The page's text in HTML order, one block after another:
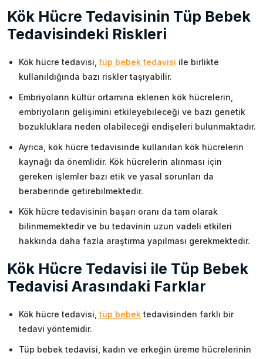
Kök Hücre Tedavisinin Tüp Bebek
Tedavisindeki Riskleri
Kök hücre tedavisi,tüp bebek tedavisi ile birlikte
kullanıldığında bazı riskler taşıyabilir.
Embriyoların kültür ortamına eklenen kök hücrelerin,
embriyoların gelişimini etkileyebileceği ve bazı genetik
bozukluklara neden olabileceği endişeleri bulunmaktadır.
Ayrıca, kök hücre tedavisinde kullanılan kök hücrelerin
kaynağı da önemlidir. Kök hücrelerin alınması için
gereken işlemler bazı etik ve yasal sorunları da
beraberinde getirebilmektedir.
Kök hücre tedavisinin başarı oranı da tam olarak
bilinmemektedir ve bu tedavinin uzun vadeli etkileri
hakkında daha fazla araştırma yapılması gerekmektedir.
Kök Hücre Tedavisi ile Tüp Bebek
Tedavisi Arasındaki Farklar
Kök hücre tedavisi,tüp bebektedavisinden farklı bir
tedavi yöntemidir.
Tüp bebek tedavisi, kadın ve erkeğin üreme hücrelerinin